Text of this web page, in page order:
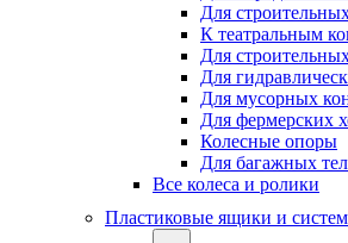
Для
К театральным
Для
Для
Для мусорных
Для фермерских
Колесные опоры
Для багажных
Все колеса и ролики
Пластиковые ящики и